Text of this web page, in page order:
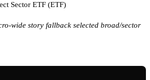
Sector ETF (ETF)
wide story fallback selected broad/sector